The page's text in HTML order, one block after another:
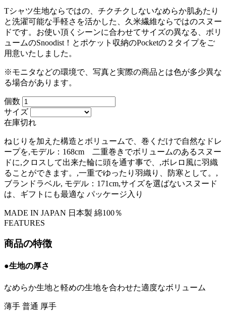
Tシャツ生地ならではの、チクチクしないなめらか肌あたり
と洗濯可能な手軽さを活かした、久米繊維ならではのスヌー
ドです。お使い頂くシーンに合わせてサイズの異なる、ボリ
ュームのSnoodist！とポケット収納のPocketの２タイプをご
用意いたしました。
※モニタなどの環境で、写真と実際の商品とは色が多少異な
る場合があります。
個数
サイズ
在庫切れ
ねじりを加えた構造とボリュームで、巻くだけで自然なドレ
ープを,モデル：168cm 二重巻きでボリュームのあるスヌー
ドに,クロスして出来た輪に頭を通す事で、,ボレロ風に羽織
ることができます。,一重でゆったり羽織り、防寒として。,
ブランドラベル, モデル：171cm,サイズを選ばないスヌード
は、ギフトにも最適な パッケージ入り
MADE IN JAPAN 日本製 綿100％
FEATURES
商品の特徴
●生地の厚さ
なめらか生地と軽めの生地を合わせた適度なボリューム
薄手 普通 厚手